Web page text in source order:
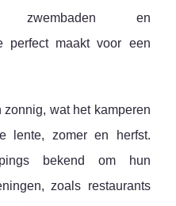
zwembaden en
perfect maakt voor een
wat het kamperen
lente, zomer en herfst.
bekend om hun
zoals restaurants